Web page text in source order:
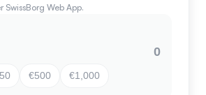
SwissBorg Web App.
€500 €1,000